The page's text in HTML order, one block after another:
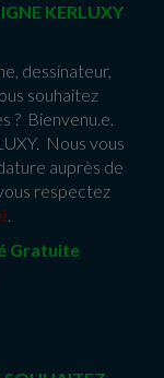
KERLUXY
dessinateur,
souhaitez
? Bienvenu.e.
Nous vous
auprès de
respectez
.
Gratuite